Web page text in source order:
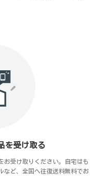
を受け取る
お受け取りください。自宅はも
など、全国へ往復送料無料でお